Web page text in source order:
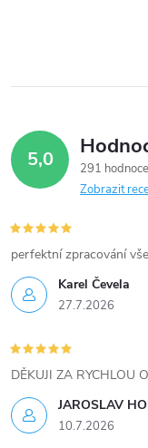
v
k
v
ý
p
i
s
u
5,0
291
Zobrazit
Karel Čevela
27.7.2026
perfektní zpracování
JAROSLAV
10.7.2026
DĚKUJI ZA RYCHLOU